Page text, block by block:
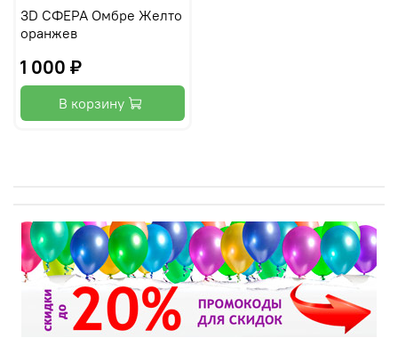
3D СФЕРА Омбре Желто
оранжев
1 000 ₽
В корзину